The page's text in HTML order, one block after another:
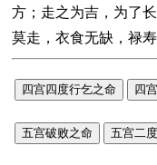
方；走之为吉，为了
莫走，衣食无缺，禄寿
四宫四度行乞之命 四
五宫破败之命 五宫二